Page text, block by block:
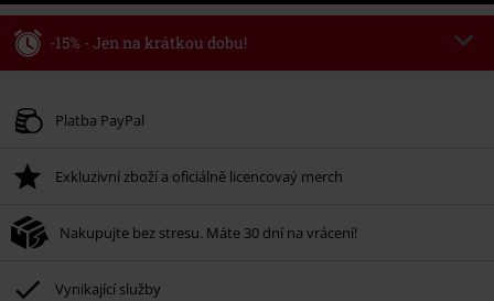
-15% - Jen na krátkou dobu!
Platné do 8/9/26
Po zadání kódu v košíku, se sleva uplatní automaticky.
Nelze kombinovat s jinými akciovými kódy. Sleva se nevztahuje na: knihy,
média, vstupenky, Rammstein, (Till) Lindemann, Böhse Onkelz, Broilers, Die
podpoříte nadaci.
Platba PayPal
Exkluzivní zboží a oficiálně licencovaý merch
Nakupujte bez stresu. Máte 30 dní na vrácení!
Vynikající služby